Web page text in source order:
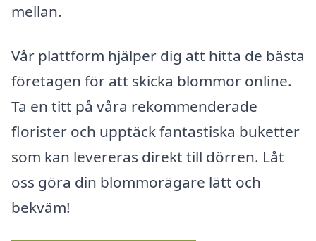
mellan.
Vår plattform hjälper dig att hitta de bästa
företagen för att skicka blommor online.
Ta en titt på våra rekommenderade
florister och upptäck fantastiska buketter
som kan levereras direkt till dörren. Låt
oss göra din blommorägare lätt och
bekväm!